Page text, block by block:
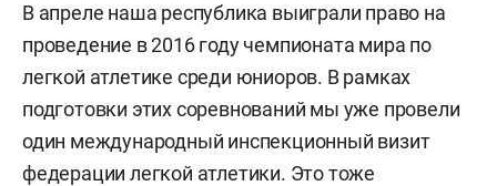
В апреле наша республика выиграли право на
проведение в 2016 году чемпионата мира по
легкой атлетике среди юниоров. В рамках
подготовки этих соревнований мы уже провели
один международный инспекционный визит
федерации легкой атлетики. Это тоже